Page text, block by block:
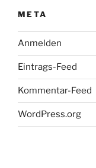
META
Anmelden
Eintrags-Feed
Kommentar-Feed
WordPress.org